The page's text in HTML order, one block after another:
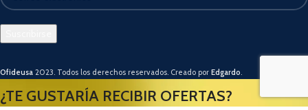
Ofideusa 2023. Todos los derechos reservados. Creado por Edgardo
¿TE GUSTARÍA RECIBIR OFERTAS?